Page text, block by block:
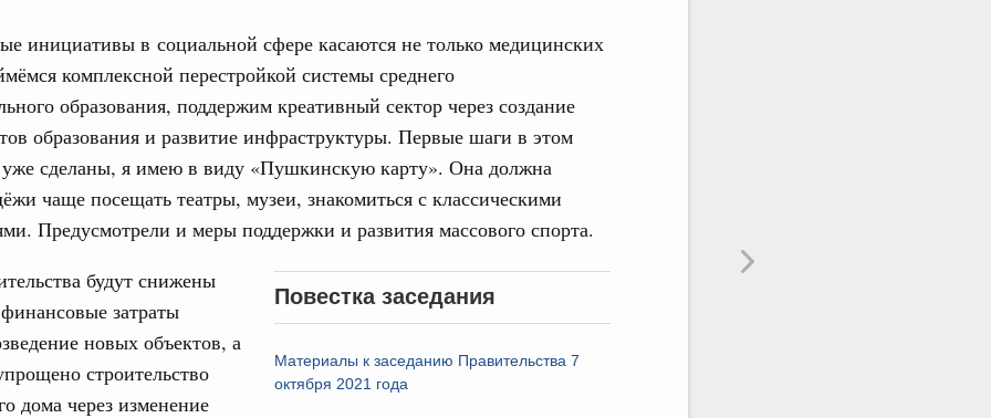
инициативы в социальной сфере касаются не только медицинских
комплексной перестройкой системы среднего
образования, поддержим креативный сектор через создание
образования и развитие инфраструктуры. Первые шаги в этом
сделаны, я имею в виду «Пушкинскую карту». Она должна
чаще посещать театры, музеи, знакомиться с классическими
Предусмотрели и меры поддержки и развития массового спорта.
Повестка заседания
Материалы к заседанию Правительства 7
октября 2021 года
будут снижены
затраты
новых объектов, а
строительство
дома через изменение
с губернатором Ленинградской
округе качество коммунальных
тысяч человек
«жизненные ситуации» дополнены
спорт
спорта впервые пройдут в рамках
гостеприимства в Российской